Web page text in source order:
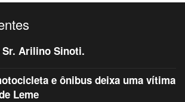
Arilino Sinoti.
e ônibus deixa uma vítima
Leme